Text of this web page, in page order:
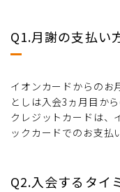
Q1.月謝の支払い
イオンカードからのお
としは入会3ヵ月目か
クレジットカードは、
ックカードでのお支払
Q2.入会するタイ